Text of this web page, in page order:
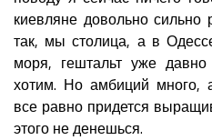
киевляне довольно
так, мы столица, а в
моря, гештальт уже
хотим. Но амбиций много,
все равно придется
этого не денешься.